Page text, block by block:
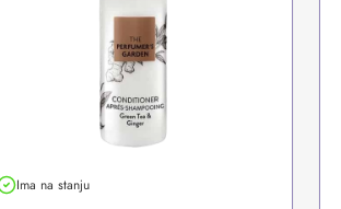
Ima na stanju